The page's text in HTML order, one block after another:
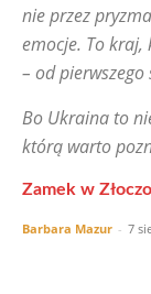
nie przez
emocje. To kraj,
– od
Bo Ukraina to
którą warto
Zamek w
Barbara Mazur - 7